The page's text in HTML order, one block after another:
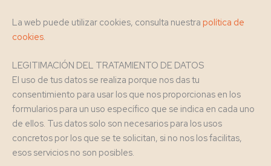
La web puede utilizar cookies, consulta nuestra política de
cookies
LEGITIMACIÓN DEL TRATAMIENTO DE DATOS
El uso de tus datos se realiza porque nos das tu
consentimiento para usar los que nos proporcionas en los
formularios para un uso específico que se indica en cada uno
de ellos. Tus datos solo son necesarios para los usos
concretos por los que se te solicitan, si no nos los facilitas,
esos servicios no son posibles.